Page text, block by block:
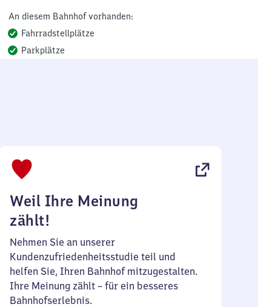
An diesem Bahnhof vorhanden:
Fahrradstellplätze
Parkplätze
Weil Ihre Meinung
zählt!
Nehmen Sie an unserer
Kundenzufriedenheitsstudie teil und
helfen Sie, Ihren Bahnhof mitzugestalten.
Ihre Meinung zählt – für ein besseres
Bahnhofserlebnis.